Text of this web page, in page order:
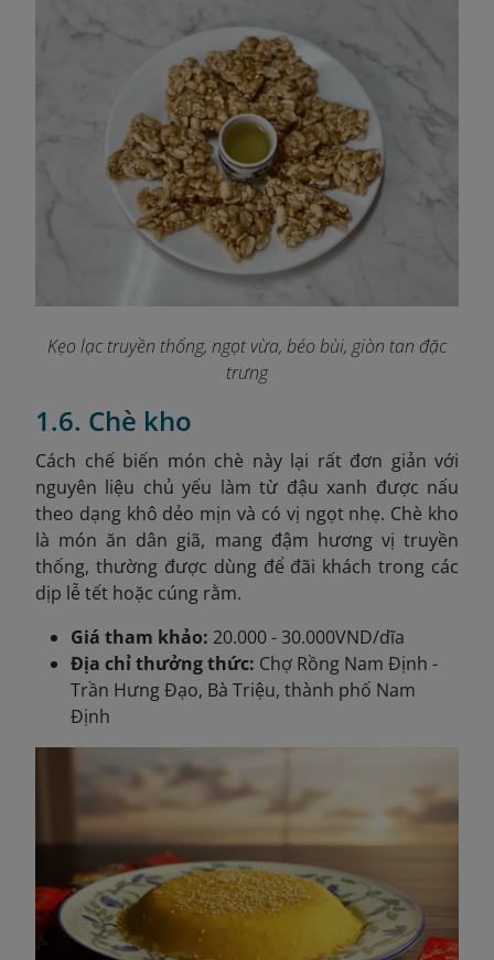
Kẹo lạc truyền thống, ngọt vừa, béo bùi, giòn tan đặc
trưng
1.6. Chè kho
Cách chế biến món chè này lại rất đơn giản với
nguyên liệu chủ yếu làm từ đậu xanh được nấu
theo dạng khô dẻo mịn và có vị ngọt nhẹ. Chè kho
là món ăn dân giã, mang đậm hương vị truyền
thống, thường được dùng để đãi khách trong các
dịp lễ tết hoặc cúng rằm.
Giá tham khảo: 20.000 - 30.000VND/dĩa
Địa chỉ thưởng thức: Chợ Rồng Nam Định -
Trần Hưng Đạo, Bà Triệu, thành phố Nam
Định